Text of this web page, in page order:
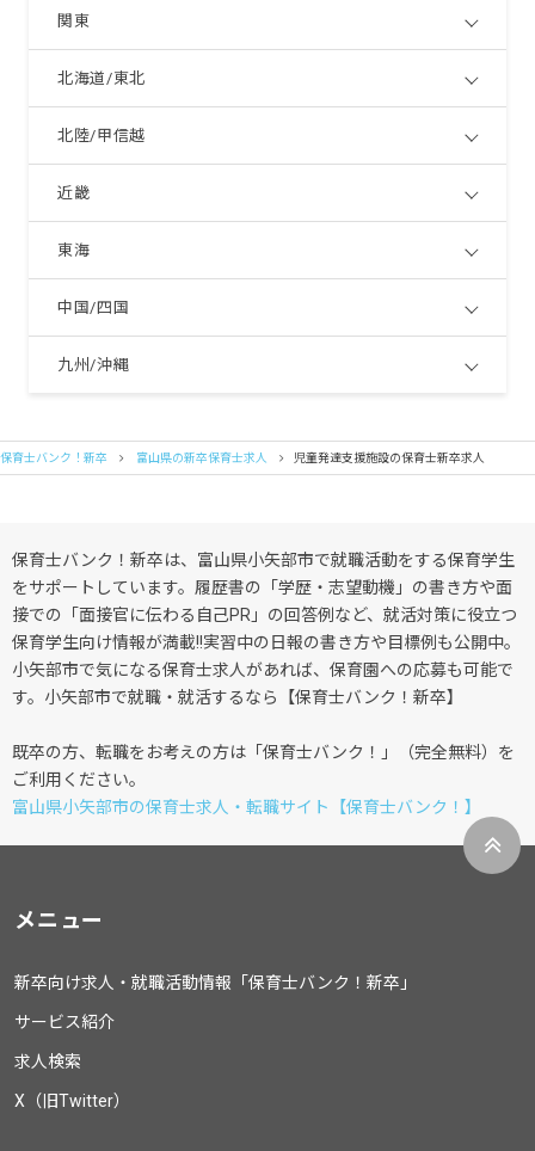
関東
北海道/東北
北陸/甲信越
近畿
東海
中国/四国
九州/沖縄
保育士バンク！新卒 富山県の新卒保育士求人 児童発達支援施設の保育士新卒求人
保育士バンク！新卒は、富山県小矢部市で就職活動をする保育学生
をサポートしています。履歴書の「学歴・志望動機」の書き方や面
接での「面接官に伝わる自己PR」の回答例など、就活対策に役立つ
保育学生向け情報が満載!!実習中の日報の書き方や目標例も公開中。
小矢部市で気になる保育士求人があれば、保育園への応募も可能で
す。小矢部市で就職・就活するなら【保育士バンク！新卒】
既卒の方、転職をお考えの方は「保育士バンク！」（完全無料）を
ご利用ください。
富山県小矢部市の保育士求人・転職サイト【保育士バンク！】
メニュー
新卒向け求人・就職活動情報「保育士バンク！新卒」
サービス紹介
求人検索
X（旧Twitter）